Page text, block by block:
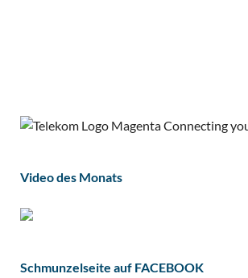
Video des Monats
Schmunzelseite auf FACEBOOK